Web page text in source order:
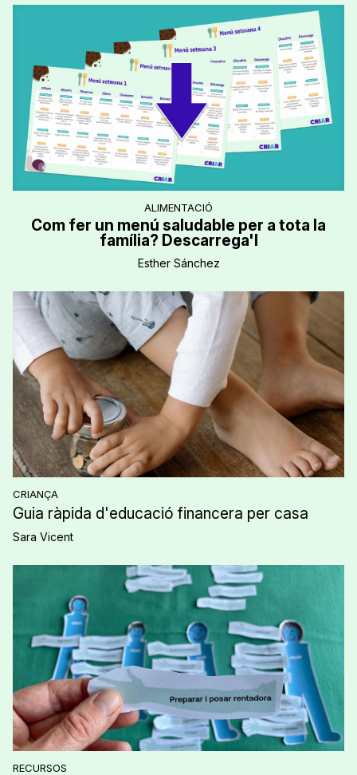
CRIANÇA
Guia ràpida d'educació financera per casa
Sara Vicent
RECURSOS
ALIMENTACIÓ
Com fer un menú saludable per a tota la
família? Descarrega'l
Esther Sánchez